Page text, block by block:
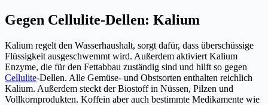
Gegen Cellulite-Dellen: Kalium
Kalium regelt den Wasserhaushalt, sorgt dafür, dass überschüssige
Flüssigkeit ausgeschwemmt wird. Außerdem aktiviert Kalium
Enzyme, die für den Fettabbau zuständig sind und hilft so gegen
Cellulite-Dellen. Alle Gemüse- und Obstsorten enthalten reichlich
Kalium. Außerdem steckt der Biostoff in Nüssen, Pilzen und
Vollkornprodukten. Koffein aber auch bestimmte Medikamente wie